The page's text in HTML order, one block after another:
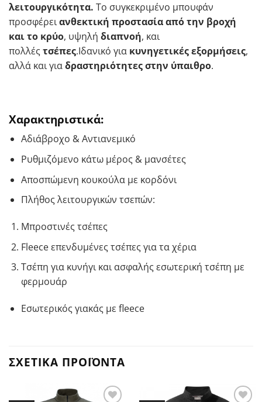
λειτουργικότητα. Το συγκεκριμένο μπουφάν
προσφέρειανθεκτική προστασία από την βροχή
και το κρύο, υψηλή διαπνοή, και
πολλές τσέπες.Ιδανικό για κυνηγετικές εξορμήσεις,
αλλά και γιαδραστηριότητες στην ύπαιθρο.
Χαρακτηριστικά:
Αδιάβροχο & Αντιανεμικό
Ρυθμιζόμενο κάτω μέρος & μανσέτες
Αποσπώμενη κουκούλα με κορδόνι
Πλήθος λειτουργικών τσεπών:
Μπροστινές τσέπες
Fleece επενδυμένες τσέπες για τα χέρια
Τσέπη για κυνήγι και ασφαλής εσωτερική τσέπη με
φερμουάρ
Εσωτερικός γιακάς με fleece
ΣΧΕΤΙΚΆ ΠΡΟΪΌΝΤΑ